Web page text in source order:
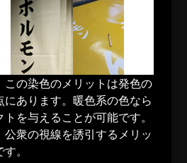
この染色のメリットは発色の
あります。暖色系の色なら
を与えることが可能です。
衆の視線を誘引するメリッ
。